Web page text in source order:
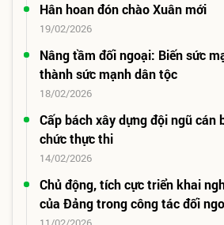
Hân hoan đón chào Xuân mới
19/02/2026
Nâng tầm đối ngoại: Biến sức
thành sức mạnh dân tộc
18/02/2026
Cấp bách xây dựng đội ngũ cán
chức thực thi
14/02/2026
Chủ động, tích cực triển khai
của Đảng trong công tác đối